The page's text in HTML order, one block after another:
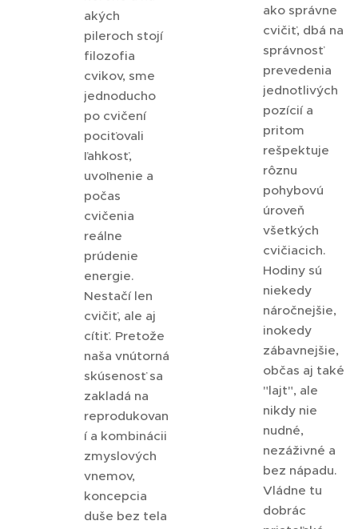
akých
pileroch stojí
filozofia
cvikov, sme
jednoducho
po cvičení
pociťovali
ľahkosť,
uvoľnenie a
počas
cvičenia
reálne
prúdenie
energie.
Nestačí len
cvičiť, ale aj
cítiť. Pretože
naša vnútorná
skúsenosť sa
zakladá na
reprodukovan
í a kombinácii
zmyslových
vnemov,
koncepcia
duše bez tela
ako správne
cvičiť, dbá na
správnosť
prevedenia
jednotlivých
pozícií a
pritom
rešpektuje
rôznu
pohybovú
úroveň
všetkých
cvičiacich.
Hodiny sú
niekedy
náročnejšie,
inokedy
zábavnejšie,
občas aj také
"lajt", ale
nikdy nie
nudné,
nezáživné a
bez nápadu.
Vládne tu
dobrác